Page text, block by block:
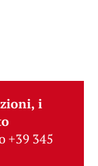
i
+39 345